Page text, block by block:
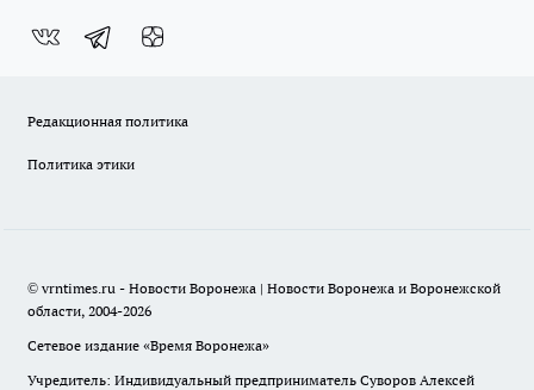
Редакционная политика
Политика этики
© vrntimes.ru - Новости Воронежа | Новости Воронежа и Воронежской
области, 2004-2026
Сетевое издание «Время Воронежа»
Учредитель: Индивидуальный предприниматель Суворов Алексей